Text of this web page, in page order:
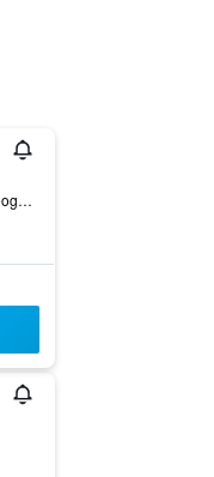
60, Jungmungwangwang-ro 72Beon-Gil, Seogwipo, Südkorea